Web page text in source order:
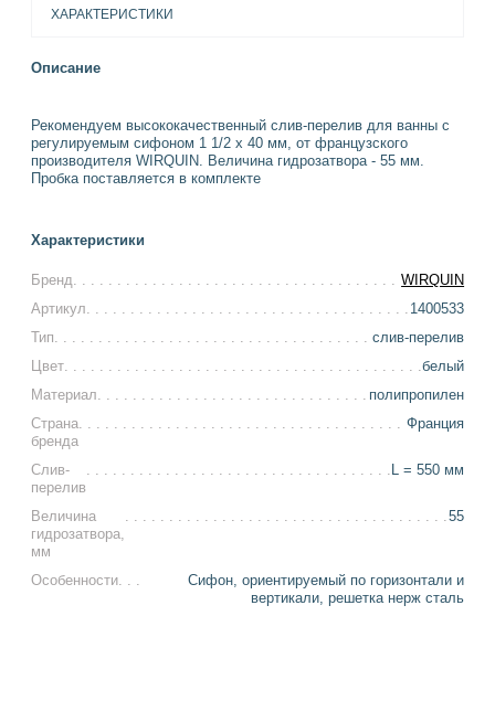
ХАРАКТЕРИСТИКИ
Описание
Рекомендуем высококачественный слив-перелив для ванны с
регулируемым сифоном 1 1/2 х 40 мм, от французского
производителя WIRQUIN. Величина гидрозатвора - 55 мм.
Пробка поставляется в комплекте
Характеристики
Бренд
WIRQUIN
Артикул
1400533
Тип
слив-перелив
Цвет
белый
Материал
полипропилен
Страна
бренда
Франция
Слив-
перелив
L = 550 мм
Величина
гидрозатвора,
мм
55
Особенности
Сифон, ориентируемый по горизонтали и
вертикали, решетка нерж сталь